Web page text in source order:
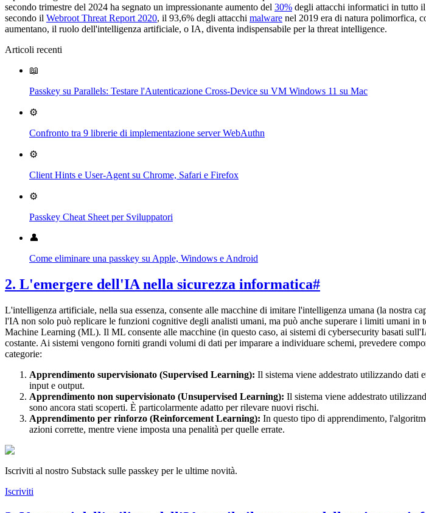
secondo trimestre del 2024 ha segnato un impressionante aumento del 30% degli attacchi informatici in tutto
secondo il Webroot Threat Report 2020, il 93,6% degli attacchi malware nel 2019 era di natura polimorfica,
aumentano, il ruolo dell'intelligenza artificiale, o IA, diventa indispensabile per la threat intelligence.
Articoli recenti
📖
Passkey su Parallels: Testare l'Autenticazione Cross-Device su VM Windows 11 su Mac
⚙️
Confronto tra 9 librerie di implementazione server WebAuthn
⚙️
Client Hints e User-Agent su Chrome, Safari e Firefox
⚙️
Passkey Cheat Sheet per Sviluppatori
👤
Come eliminare una passkey su Apple, Windows e Android
2. L'emergere dell'IA nella sicurezza informatica#
L'intelligenza artificiale, nella sua essenza, consente alle macchine di imitare l'intelligenza umana (la nostra
l'IA non solo può replicare le funzioni cognitive degli analisti umani, ma può anche superare i limiti umani
Machine Learning (ML). Il ML consente alle macchine (in questo caso, ai sistemi di cybersecurity basati
costante. Ai sistemi vengono forniti grandi volumi di dati per imparare a individuare schemi, prevedere
categorie:
Apprendimento supervisionato (Supervised Learning): Il sistema viene addestrato utilizzando dati
input e output.
Apprendimento non supervisionato (Unsupervised Learning): Il sistema viene addestrato
sono ancora stati scoperti. È particolarmente adatto per rilevare nuovi rischi.
Apprendimento per rinforzo (Reinforcement Learning): In questo tipo di apprendimento,
azioni corrette, mentre viene imposta una penalità per quelle errate.
Iscriviti al nostro Substack sulle passkey per le ultime novità.
Iscriviti